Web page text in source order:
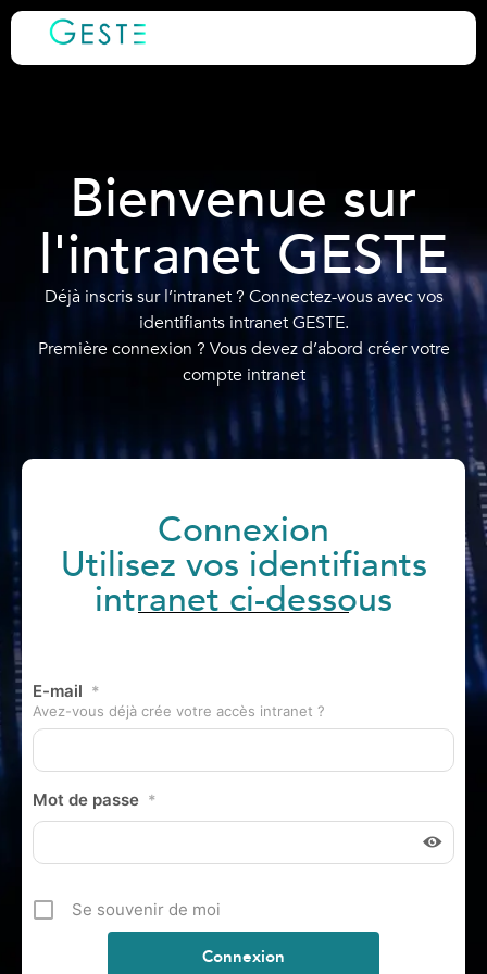
Bienvenue sur
l'intranet GESTE
Déjà inscris sur l’intranet ? Connectez-vous avec vos
identifiants intranet GESTE.
Première connexion ? Vous devez d’abord créer votre
compte intranet
Connexion
Utilisez vos identifiants
intranet ci-dessous
E-mail *
Avez-vous déjà crée votre accès intranet ?
Mot de passe *
Se souvenir de moi